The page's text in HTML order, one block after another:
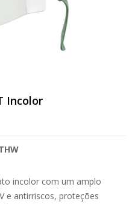
Incolor
incolor com um amplo
e antirriscos, proteções